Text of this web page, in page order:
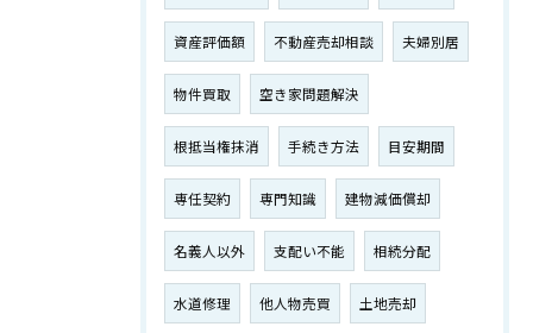
資産評価額 不動産売却相談 夫婦別居
物件買取 空き家問題解決
根抵当権抹消 手続き方法 目安期間
専任契約 専門知識 建物減価償却
名義人以外 支配い不能 相続分配
水道修理 他人物売買 土地売却